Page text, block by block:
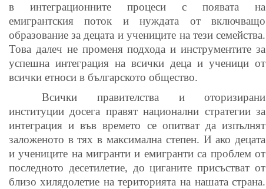
в интеграционните процеси с появата на
емигрантския поток и нуждата от включващо
образование за децата и учениците на тези семейства.
Това далеч не променя подхода и инструментите за
успешна интеграция на всички деца и ученици от
всички етноси в българското общество.
Всички правителства и оторизирани
институции досега правят национални стратегии за
интеграция и във времето се опитват да изпълнят
заложеното в тях в максимална степен. И ако децата
и учениците на мигранти и емигранти са проблем от
последното десетилетие, до циганите присъстват от
близо хилядолетие на територията на нашата страна.